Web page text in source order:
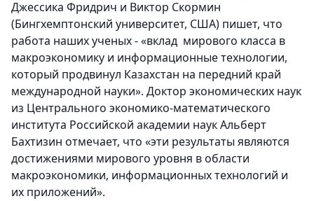
Джессика Фридрич и Виктор Скормин
(Бингхемптонский университет, США) пишет, что
работа наших ученых - «вклад мирового класса в
макроэкономику и информационные технологии,
который продвинул Казахстан на передний край
международной науки». Доктор экономических наук
из Центрального экономико-математического
института Российской академии наук Альберт
Бахтизин отмечает, что «эти результаты являются
достижениями мирового уровня в области
макроэкономики, информационных технологий и
их приложений».